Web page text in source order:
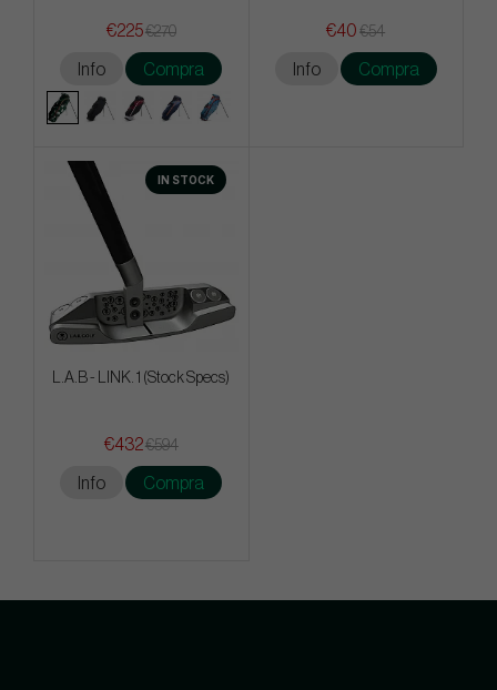
€225€270
Info Compra
€40 €54
Info Compra
IN STOCK
L.A.B - LINK. 1 (Stock Specs)
€432€594
Info Compra